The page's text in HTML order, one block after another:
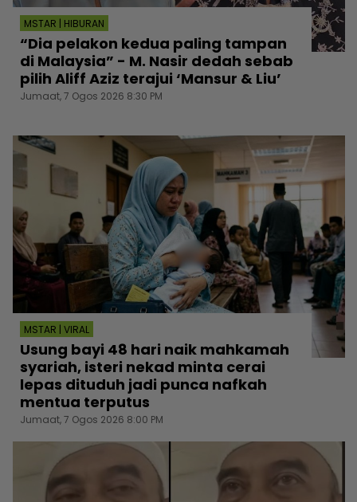
MSTAR | HIBURAN
“Dia pelakon kedua paling tampan
di Malaysia” - M. Nasir dedah sebab
pilih Aliff Aziz terajui ‘Mansur & Liu’
Jumaat, 7 Ogos 2026 8:30 PM
MSTAR | VIRAL
Usung bayi 48 hari naik mahkamah
syariah, isteri nekad minta cerai
lepas dituduh jadi punca nafkah
mentua terputus
Jumaat, 7 Ogos 2026 8:00 PM